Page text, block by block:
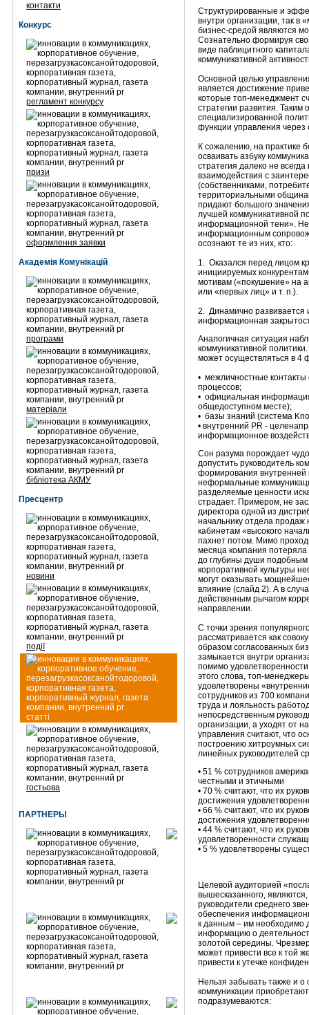
контакти
Конкурс
регламент конкурсу
призи
оформлення заявки
Академія Комунікацій
програми
матеріали
бібліотека АКМУ
Пресцентр
новини
події
статті
гостьова
ПАРТНЕРЫ
Структурированные и
внутри организации, так в
бизнес-средой являются
Сознательно формируя
виде паблицитного
коммуникативной
Основной целью
является достижение
которые топ-менеджмент
стратегии развития.
специализированной
функции управления через
К сожалению, на практике
осваивать азбуку
стратегия далеко не
взаимодействия с
(собственниками,
территориальными
придают большого
лучшей коммуникативной
информационной тени».
информационным
осознают те из них, кто:
1. Оказался перед лицом
инициируемых
мотивам («покушение» на
или «первых лиц» и т. п.).
2. Динамично развивается
информационная
Аналогичная ситуация
коммуникативной
может осуществляться в 4
• межличностные контакты
процессов;
• официальная
общедоступном месте);
• базы знаний (система
• внутренний PR -
информационное
Сон разума порождает
допустить руководитель
формирования внутренней
неформальные
разделяемые ценности
страдает. Примером, не
директора одной из
начальнику отдела продаж
кабинетам «высокого
пахнет потом. Мимо
месяца компания
до глубины души подобным
корпоративной культуры
могут оказывать
влияние (слайд 2). А в
действенным рычагом
направлении.
С точки зрения
рассматривается как
образом согласованных
замыкается внутри
помимо
этого слова, топ-
удовлетворены
сотрудников из 700
труда и лояльность
непосредственным
организации, а уходят от
управления считают, что
построению хитроумных
линейных руководителей
• 51 % сотрудников
честными и этичными
• 70 % считают, что их
достижения
• 66 % считают, что их
достижения
• 44 % считают, что их
удовлетворенности
• 5 % удовлетворены
Целевой аудиторией
вышесказанного,
руководители среднего
обеспечения
к данным – им необходимо
информацию о
золотой середины.
может привести все к той
привести к утечке
Нельзя забывать также и
коммуникации
подразумеваются: